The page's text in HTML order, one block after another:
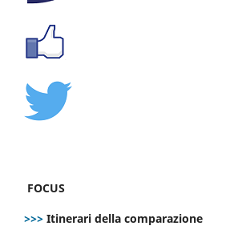
FOCUS
>>> Itinerari della comparazione